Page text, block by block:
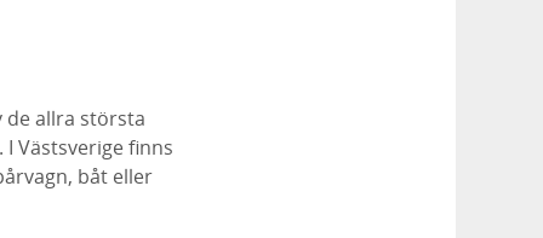
allra största
Västsverige finns
båt eller